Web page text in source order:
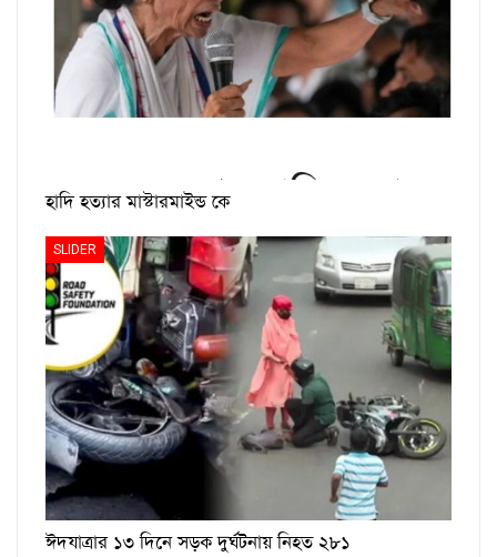
হাদি হত্যার মাস্টারমাইন্ড কে
SLIDER
ঈদযাত্রার ১৩ দিনে সড়ক দুর্ঘটনায় নিহত ২৮১